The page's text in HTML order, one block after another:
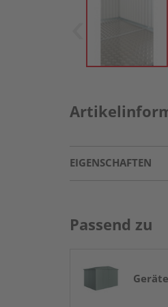
EIGENSCHAFTEN
Passend zu